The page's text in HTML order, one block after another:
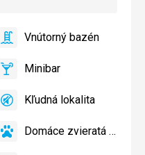
Vnútorný
Vnútorný bazén
áno
Minibar,Minibar
áno
KľudnáKľudná lokalita
áno
DomáceDomáce zvieratá
áno